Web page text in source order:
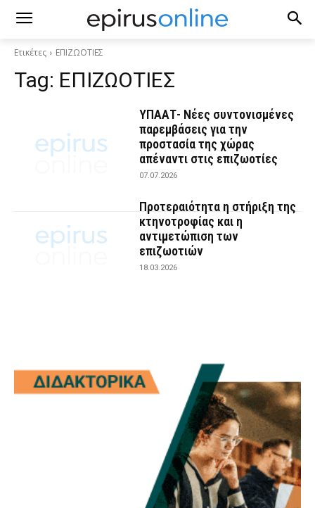
Ετικέτες ΕΠΙΖΩΟΤΙΕΣ
Tag: ΕΠΙΖΩΟΤΙΕΣ
ΥΠΑΑΤ- Νέες συντονισμένες
παρεμβάσεις για την
προστασία της χώρας
απέναντι στις επιζωοτίες
07.07.2026
Προτεραιότητα η στήριξη της
κτηνοτροφίας και η
αντιμετώπιση των
επιζωοτιών
18.03.2026